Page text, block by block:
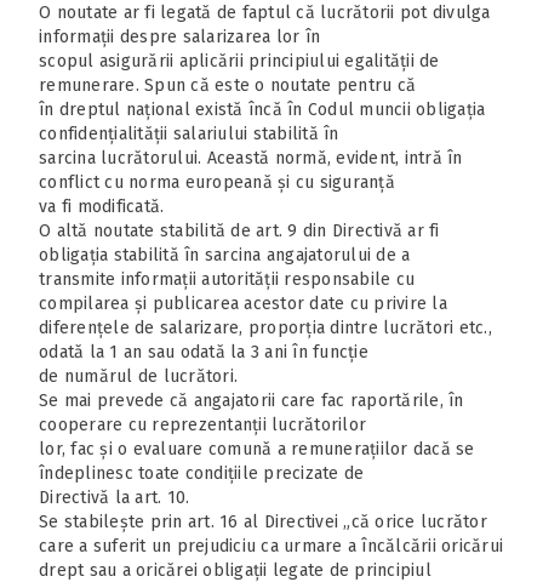
O noutate ar fi legată de faptul că lucrătorii pot divulga
informații despre salarizarea lor în
scopul asigurării aplicării principiului egalității de
remunerare. Spun că este o noutate pentru că
în dreptul național există încă în Codul muncii obligația
confidențialității salariului stabilită în
sarcina lucrătorului. Această normă, evident, intră în
conflict cu norma europeană și cu siguranță
va fi modificată.
O altă noutate stabilită de art. 9 din Directivă ar fi
obligația stabilită în sarcina angajatorului de a
transmite informații autorității responsabile cu
compilarea și publicarea acestor date cu privire la
diferențele de salarizare, proporția dintre lucrători etc.,
odată la 1 an sau odată la 3 ani în funcție
de numărul de lucrători.
Se mai prevede că angajatorii care fac raportările, în
cooperare cu reprezentanții lucrătorilor
lor, fac și o evaluare comună a remunerațiilor dacă se
îndeplinesc toate condițiile precizate de
Directivă la art. 10.
Se stabilește prin art. 16 al Directivei „că orice lucrător
care a suferit un prejudiciu ca urmare a încălcării oricărui
drept sau a oricărei obligații legate de principiul